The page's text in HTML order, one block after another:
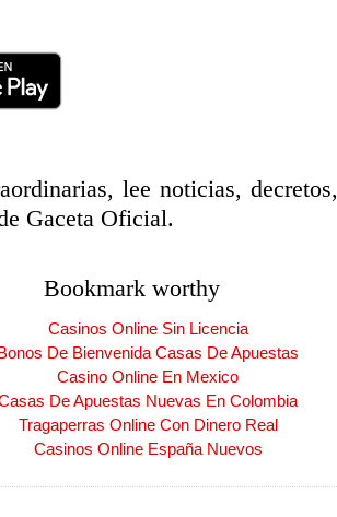
lee noticias, decretos,
Gaceta Oficial.
Bookmark worthy
Casinos Online Sin Licencia
De Bienvenida Casas De Apuestas
Casino Online En Mexico
De Apuestas Nuevas En Colombia
Tragaperras Online Con Dinero Real
Casinos Online España Nuevos